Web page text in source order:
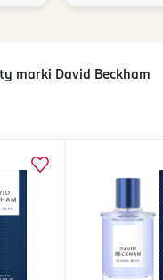
marki David Beckham